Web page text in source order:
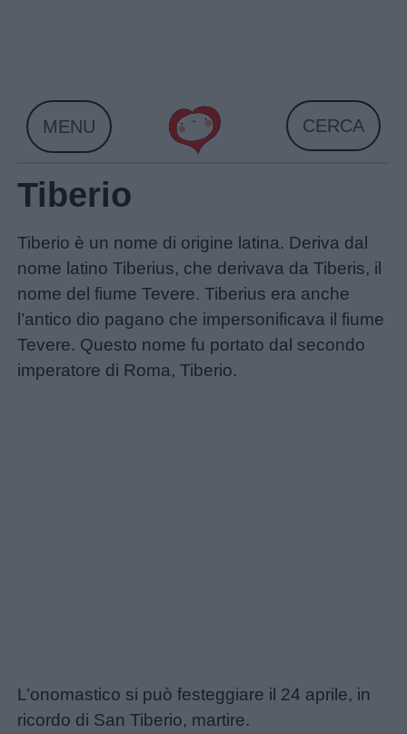
Home
MENU CERCA
Tiberio
Tiberio è un nome di origine latina. Deriva dal
nome latino Tiberius, che derivava da Tiberis, il
nome del fiume Tevere. Tiberius era anche
l’antico dio pagano che impersonificava il fiume
Tevere. Questo nome fu portato dal secondo
imperatore di Roma, Tiberio.
L’onomastico si può festeggiare il 24 aprile, in
ricordo di San Tiberio, martire.